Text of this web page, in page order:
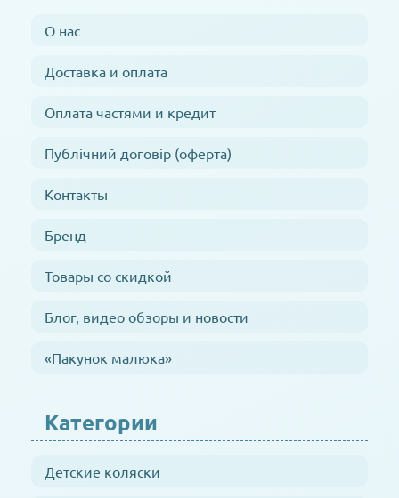
О нас
Доставка и оплата
Оплата частями и кредит
Публічний договір (оферта)
Контакты
Бренд
Товары со скидкой
Блог, видео обзоры и новости
«Пакунок малюка»
Категории
Детские коляски